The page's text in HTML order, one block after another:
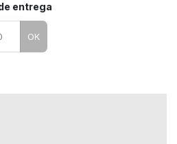
entrega
OK